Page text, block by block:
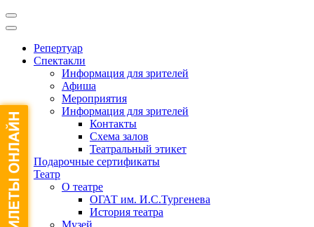
Репертуар
Спектакли
Информация для зрителей
Афиша
Мероприятия
Информация для зрителей
Контакты
Схема залов
Театральный этикет
Подарочные сертификаты
Театр
О театре
ОГАТ им. И.С.Тургенева
История театра
Музей